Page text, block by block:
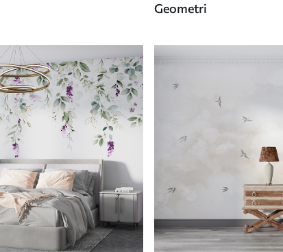
Geometri